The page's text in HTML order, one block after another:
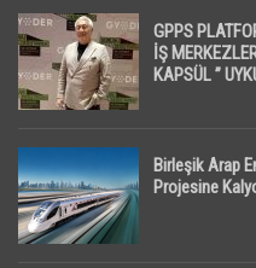
GPPS
İŞ
KAPSÜL ”
Birleşik Arap
Projesine